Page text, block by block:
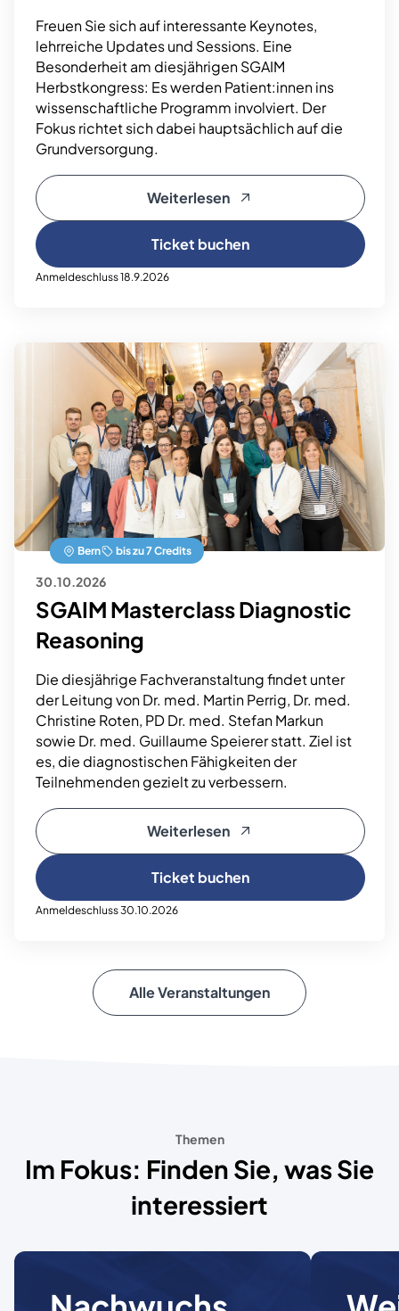
Freuen Sie sich auf interessante Keynotes,
lehrreiche Updates und Sessions. Eine
Besonderheit am diesjährigen SGAIM
Herbstkongress: Es werden Patient:innen ins
wissenschaftliche Programm involviert. Der
Fokus richtet sich dabei hauptsächlich auf die
Grundversorgung.
Weiterlesen
Ticket buchen
Anmeldeschluss 18.9.2026
Bern bis zu 7 Credits
30.10.2026
SGAIM Masterclass Diagnostic
Reasoning
Die diesjährige Fachveranstaltung findet unter
der Leitung von Dr. med. Martin Perrig, Dr. med.
Christine Roten, PD Dr. med. Stefan Markun
sowie Dr. med. Guillaume Speierer statt. Ziel ist
es, die diagnostischen Fähigkeiten der
Teilnehmenden gezielt zu verbessern.
Weiterlesen
Ticket buchen
Anmeldeschluss 30.10.2026
Alle Veranstaltungen
Themen
Im Fokus: Finden Sie, was Sie
interessiert